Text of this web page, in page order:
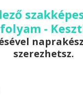
-
szerezhetsz.